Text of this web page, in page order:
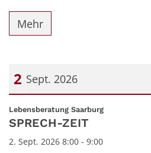
Mehr
2 Sept. 2026
Datum: 2. September 2026
Lebensberatung Saarburg:
SPRECH-ZEIT
2. Sept. 2026 8:00 - 9:00